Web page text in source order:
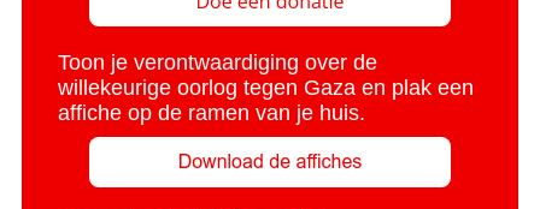
Toon je verontwaardiging over de
willekeurige oorlog tegen Gaza en plak een
affiche op de ramen van je huis.